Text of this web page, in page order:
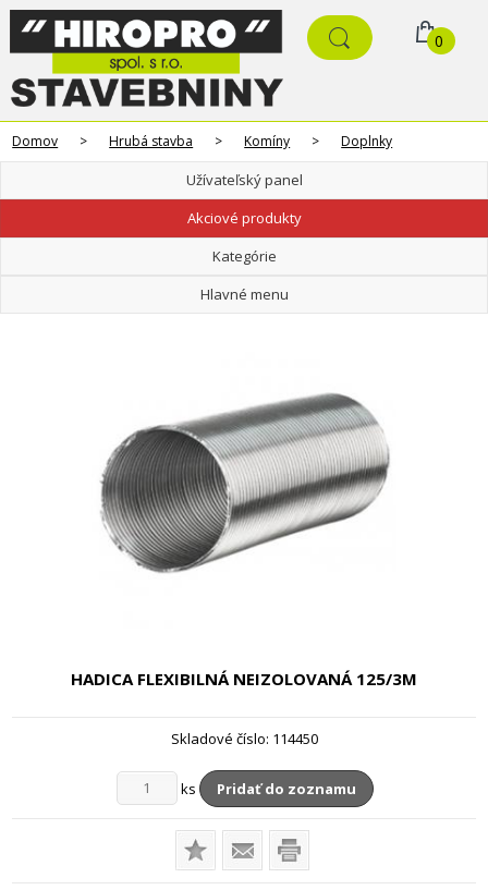
0
Domov > Hrubá stavba > Komíny > Doplnky
Užívateľský panel
Akciové produkty
Kategórie
Hlavné menu
HADICA FLEXIBILNÁ NEIZOLOVANÁ 125/3M
Skladové číslo: 114450
ks Pridať do zoznamu